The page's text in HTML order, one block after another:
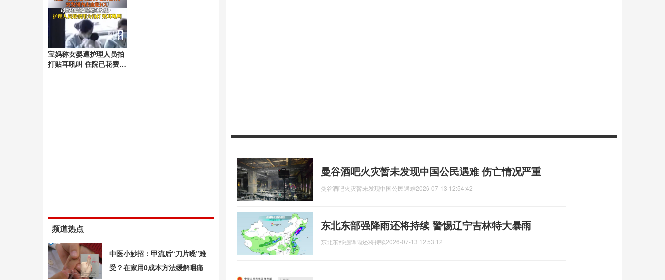
曼谷酒吧火灾暂未发现中国公民遇难 伤亡情况严重
曼谷酒吧火灾暂未发现中国公民遇难2026-07-13 12:54:42
东北东部强降雨还将持续 警惕辽宁吉林特大暴雨
东北东部强降雨还将持续2026-07-13 12:53:12
宝妈称女婴遭护理人员拍
打贴耳吼叫 住院已花费9
频道热点
中医小妙招：甲流后“刀片嗓”难
受？在家用0成本方法缓解咽痛